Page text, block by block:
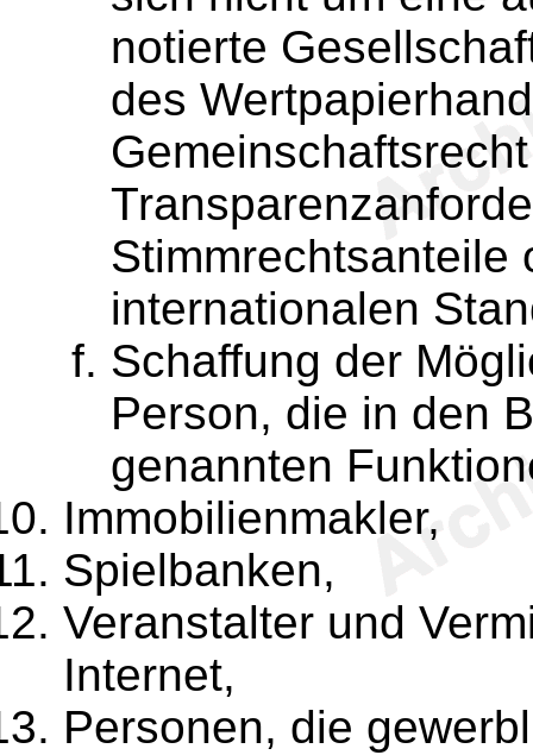
notierte
des
Stimmrechtsanteile
internationalen
Schaffung der
Person, die in den
genannten
Immobilienmakler,
Spielbanken,
Veranstalter und
Internet,
Personen, die